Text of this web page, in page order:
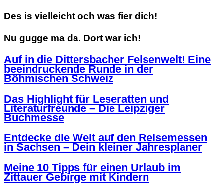
Des is vielleicht och was fier dich!
Nu gugge ma da. Dort war ich!
Auf in die Dittersbacher Felsenwelt! Eine
beeindruckende Runde in der
Böhmischen Schweiz
Das Highlight für Leseratten und
Literaturfreunde – Die Leipziger
Buchmesse
Entdecke die Welt auf den Reisemessen
in Sachsen – Dein kleiner Jahresplaner
Meine 10 Tipps für einen Urlaub im
Zittauer Gebirge mit Kindern